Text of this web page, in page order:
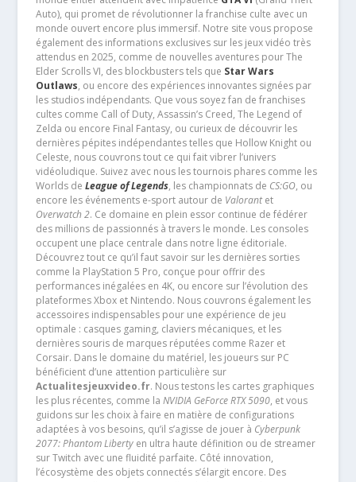
Auto), qui promet de révolutionner la franchise culte avec un
monde ouvert encore plus immersif. Notre site vous propose
également des informations exclusives sur les jeux vidéo très
attendus en 2025, comme de nouvelles aventures pour The
Elder Scrolls VI, des blockbusters tels que Star Wars
Outlaws, ou encore des expériences innovantes signées par
les studios indépendants. Que vous soyez fan de franchises
cultes comme Call of Duty, Assassin’s Creed, The Legend of
Zelda ou encore Final Fantasy, ou curieux de découvrir les
dernières pépites indépendantes telles que Hollow Knight ou
Celeste, nous couvrons tout ce qui fait vibrer l’univers
vidéoludique. Suivez avec nous les tournois phares comme les
Worlds de League of Legends, les championnats de CS:GO, ou
encore les événements e-sport autour de Valorantet
Overwatch 2. Ce domaine en plein essor continue de fédérer
des millions de passionnés à travers le monde. Les consoles
occupent une place centrale dans notre ligne éditoriale.
Découvrez tout ce qu’il faut savoir sur les dernières sorties
comme la PlayStation 5 Pro, conçue pour offrir des
performances inégalées en 4K, ou encore sur l’évolution des
plateformes Xbox et Nintendo. Nous couvrons également les
accessoires indispensables pour une expérience de jeu
optimale : casques gaming, claviers mécaniques, et les
dernières souris de marques réputées comme Razer et
Corsair. Dans le domaine du matériel, les joueurs sur PC
bénéficient d’une attention particulière sur
Actualitesjeuxvideo.fr. Nous testons les cartes graphiques
les plus récentes, comme la NVIDIA GeForce RTX 5090, et vous
guidons sur les choix à faire en matière de configurations
adaptées à vos besoins, qu’il s’agisse de jouer à Cyberpunk
2077: Phantom Libertyen ultra haute définition ou de streamer
sur Twitch avec une fluidité parfaite. Côté innovation,
l’écosystème des objets connectés s’élargit encore. Des